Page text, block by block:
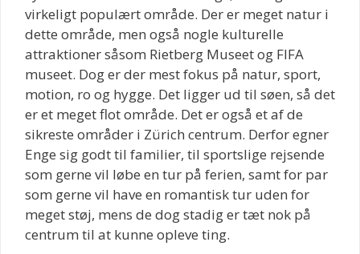
virkeligt populært område. Der er meget natur i
dette område, men også nogle kulturelle
attraktioner såsom Rietberg Museet og FIFA
museet. Dog er der mest fokus på natur, sport,
motion, ro og hygge. Det ligger ud til søen, så det
er et meget flot område. Det er også et af de
sikreste områder i Zürich centrum. Derfor egner
Enge sig godt til familier, til sportslige rejsende
som gerne vil løbe en tur på ferien, samt for par
som gerne vil have en romantisk tur uden for
meget støj, mens de dog stadig er tæt nok på
centrum til at kunne opleve ting.